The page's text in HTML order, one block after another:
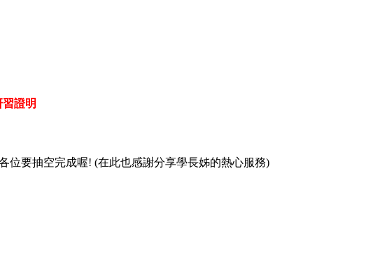
習證明
位要抽空完成喔! (在此也感謝分享學長姊的熱心服務)